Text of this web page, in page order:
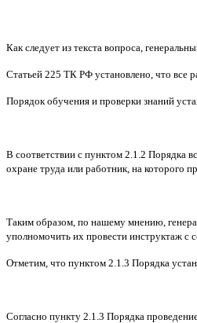
Как следует из текста вопроса,
Статьей 225 ТК РФ установлено, что все
Порядок обучения и проверки знаний
В соответствии с пунктом 2.1.2 Порядка
охране труда или работник, на которого
Таким образом, по нашему мнению,
уполномочить их провести инструктаж с
Отметим, что пунктом 2.1.3 Порядка
Согласно пункту 2.1.3 Порядка